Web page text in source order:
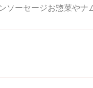
ーセージお惣菜やナ